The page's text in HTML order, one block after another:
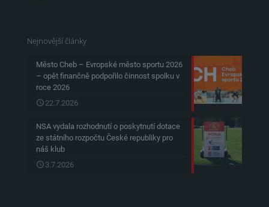
Nejnovější články
Město Cheb – Evropské město sportu 2026
– opět finančně podpořilo činnost spolku v
roce 2026
22.7.2026
NSA vydala rozhodnutí o poskytnutí dotace
ze státního rozpočtu České republiky pro
náš klub
3.7.2026